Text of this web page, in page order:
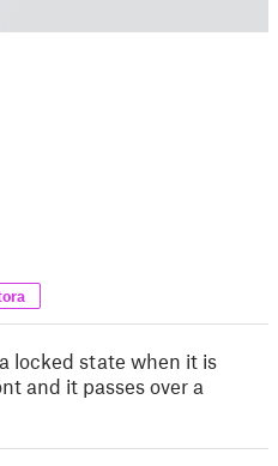
locked state when it is
and it passes over a